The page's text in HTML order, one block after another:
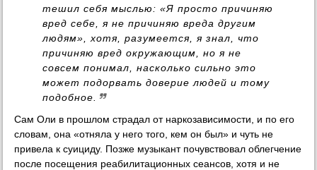
тешил себя мыслью: «Я просто причиняю
вред себе, я не причиняю вреда другим
людям», хотя, разумеется, я знал, что
причиняю вред окружающим, но я не
совсем понимал, насколько сильно это
может подорвать доверие людей и тому
подобное.
Сам Оли в прошлом страдал от наркозависимости, и по его
словам, она «отняла у него того, кем он был» и чуть не
привела к суициду. Позже музыкант почувствовал облегчение
после посещения реабилитационных сеансов, хотя и не